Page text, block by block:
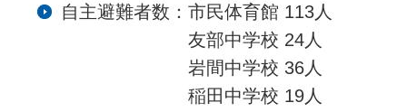
自主避難者数：市民体育館 113人
友部中学校 24人
岩間中学校 36人
稲田中学校 19人